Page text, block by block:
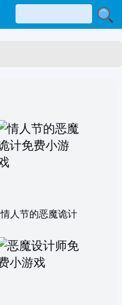
情人节的恶魔诡计